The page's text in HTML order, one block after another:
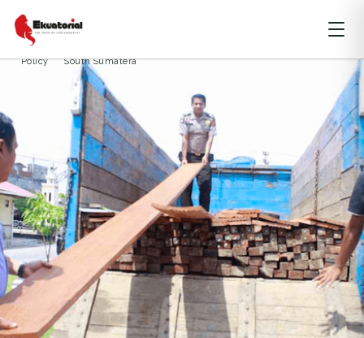
HUTAN KALIMANTAN
Aceh pembalakan
Policy South Sumatera